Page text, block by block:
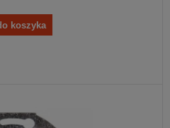
koszyka